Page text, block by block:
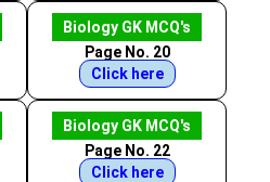
Biology GK MCQ's
Page No. 20
Click here
Biology GK MCQ's
Page No. 22
Click here